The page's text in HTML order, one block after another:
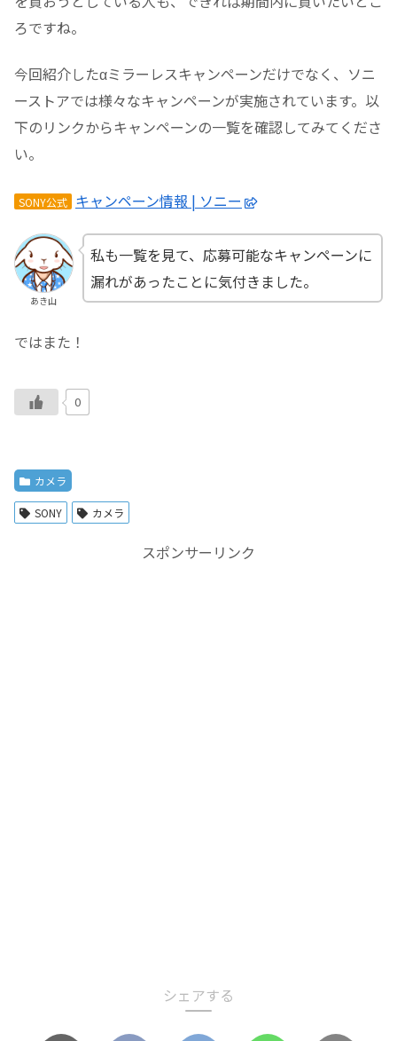
ろですね。
今回紹介したαミラーレスキャンペーンだけでなく、ソニ
ーストアでは様々なキャンペーンが実施されています。以
下のリンクからキャンペーンの一覧を確認してみてくださ
い。
SONY公式 キャンペーン情報 | ソニー
あき山
私も一覧を見て、応募可能なキャンペーンに
漏れがあったことに気付きました。
ではまた！
0
カメラ
SONY カメラ
スポンサーリンク
シェアする